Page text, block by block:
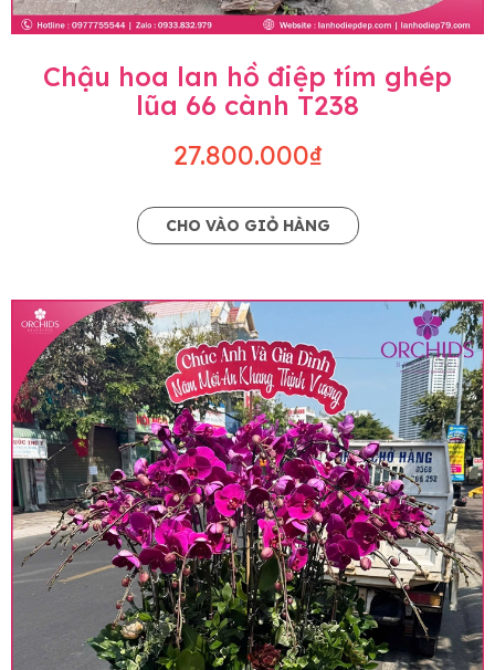
Chậu hoa lan hồ điệp tím ghép
lũa 66 cành T238
27.800.000₫
CHO VÀO GIỎ HÀNG